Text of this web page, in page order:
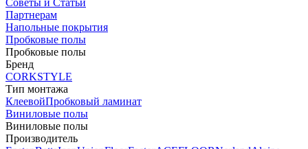
Советы и Статьи
Партнерам
Напольные покрытия
Пробковые полы
Пробковые полы
Бренд
CORKSTYLE
Тип монтажа
КлеевойПробковый ламинат
Виниловые полы
Виниловые полы
Производитель